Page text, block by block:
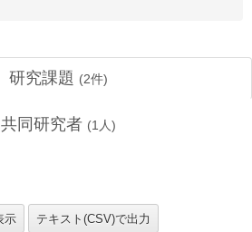
研究課題 (2件)
共同研究者 (1 人)